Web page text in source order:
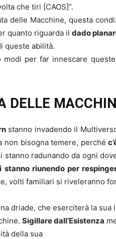
che tiri [CAOS]”.
delle Macchine, questa
quanto riguarda il dado
queste abilità.
modi per far innescare
DELLE
stanno invadendo il
non bisogna temere, perché
stanno radunando da ogni
riunendo per
volti familiari si riveleranno
driade, che eserciterà la
Sigillare dall’Esistenza
della sua